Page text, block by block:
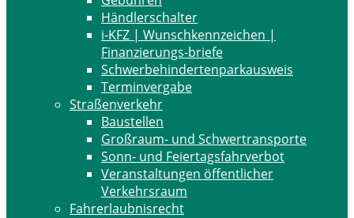
Händlerschalter
i-KFZ | Wunschkennzeichen |
Finanzierungs-briefe
Schwerbehindertenparkausweis
Terminvergabe
Straßenverkehr
Baustellen
Großraum- und Schwertransporte
Sonn- und Feiertagsfahrverbot
Veranstaltungen öffentlicher
Verkehrsraum
Fahrerlaubnisrecht